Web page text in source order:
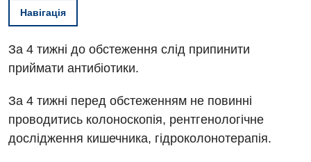
Навігація
За 4 тижні до обстеження слід припинити
приймати антибіотики.
За 4 тижні перед обстеженням не повинні
проводитись колоноскопія, рентгенологічне
дослідження кишечника, гідроколонотерапія.